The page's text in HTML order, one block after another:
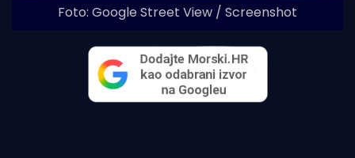
Foto: Google Street View / Screenshot